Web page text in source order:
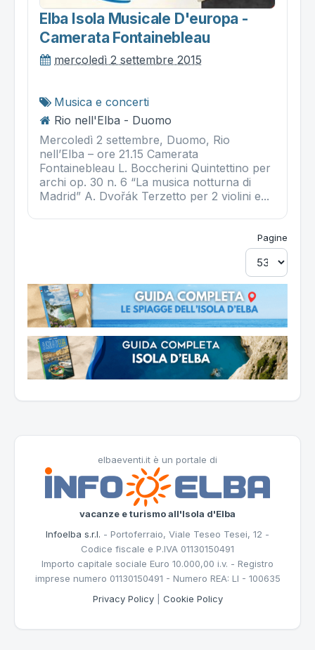
Elba Isola Musicale D'europa -
Camerata Fontainebleau
mercoledì 2 settembre 2015
Musica e concerti
Rio nell'Elba - Duomo
Mercoledì 2 settembre, Duomo, Rio
nell’Elba – ore 21.15 Camerata
Fontainebleau L. Boccherini Quintettino per
archi op. 30 n. 6 “La musica notturna di
Madrid” A. Dvořák Terzetto per 2 violini e...
Pagine
elbaeventi.it è un portale di
vacanze e turismo all'Isola d'Elba
Infoelba s.r.l. - Portoferraio, Viale Teseo Tesei, 12 -
Codice fiscale e P.IVA 01130150491
Importo capitale sociale Euro 10.000,00 i.v. - Registro
imprese numero 01130150491 - Numero REA: LI - 100635
Privacy Policy| Cookie Policy